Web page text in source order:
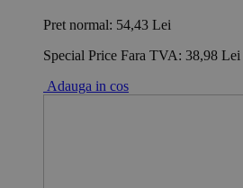
Pret normal: 54,43 Lei
Special Price Fara TVA: 38,98 Lei
Adauga in cos